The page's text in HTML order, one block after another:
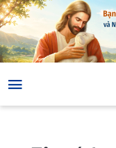
Tâm tính của Đức